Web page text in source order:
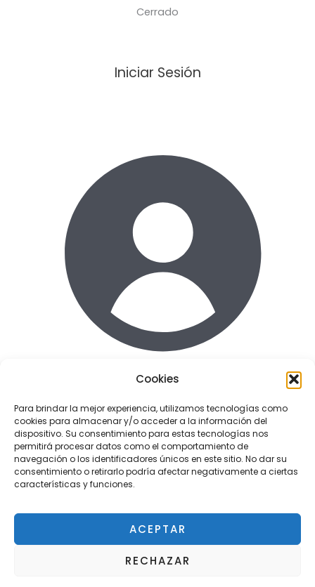
Cookies
Para brindar la mejor experiencia, utilizamos tecnologías como
cookies para almacenar y/o acceder a la información del
dispositivo. Su consentimiento para estas tecnologías nos
permitirá procesar datos como el comportamiento de
navegación o los identificadores únicos en este sitio. No dar su
consentimiento o retirarlo podría afectar negativamente a ciertas
características y funciones.
ACEPTAR
RECHAZAR
Cerrado
Iniciar Sesión
Enlaces de interes
Terminos y condiciones uso
Politica de Privacidad
Política de cookies
Copyright © 2026 Tactil Repair - Servicio técnico